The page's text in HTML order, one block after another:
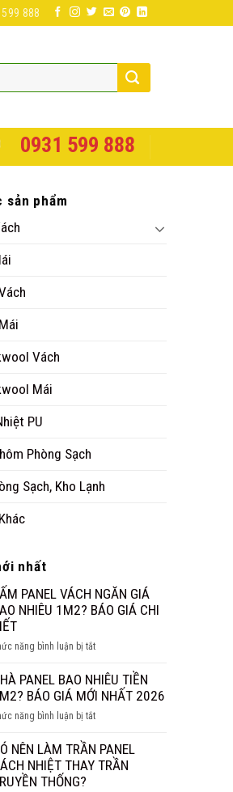
888
0931 599 888
sản phẩm
Vách
Mái
PU
Phòng Sạch
Sạch, Kho Lạnh
nhất
PANEL VÁCH NGĂN GIÁ
NHIÊU 1M2? BÁO GIÁ CHI
năng bình luận bị tắtở
PANEL
VÁCH
GIÁ
NHIÊU
1M2?
PANEL BAO NHIÊU TIỀN
BÁO GIÁ MỚI NHẤT 2026
năng bình luận bị tắtở
PANEL
BAO
NÊN LÀM TRẦN PANEL
NHIỆT THAY TRẦN
THỐNG?